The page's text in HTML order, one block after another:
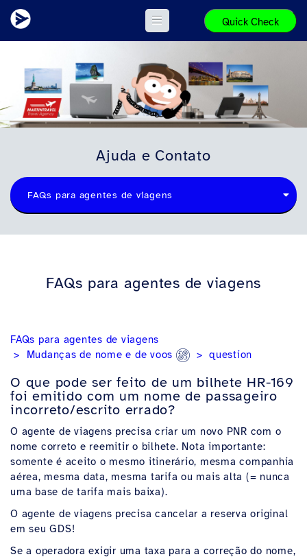
Quick Check
Ajuda e Contato
FAQs para agentes de viagens
FAQs para agentes de viagens
FAQs para agentes de viagens
Mudanças de nome e de voos
question
O que pode ser feito de um bilhete HR-169
foi emitido com um nome de passageiro
incorreto/escrito errado?
O agente de viagens precisa criar um novo PNR com o
nome correto e reemitir o bilhete. Nota importante:
somente é aceito o mesmo itinerário, mesma companhia
aérea, mesma data, mesma tarifa ou mais alta (= nunca
uma base de tarifa mais baixa).
O agente de viagens precisa cancelar a reserva original
em seu GDS!
Se a operadora exigir uma taxa para a correção do nome,